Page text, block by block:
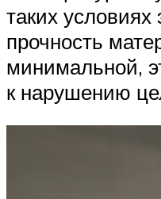
таких условиях
прочность
минимальной,
к нарушению